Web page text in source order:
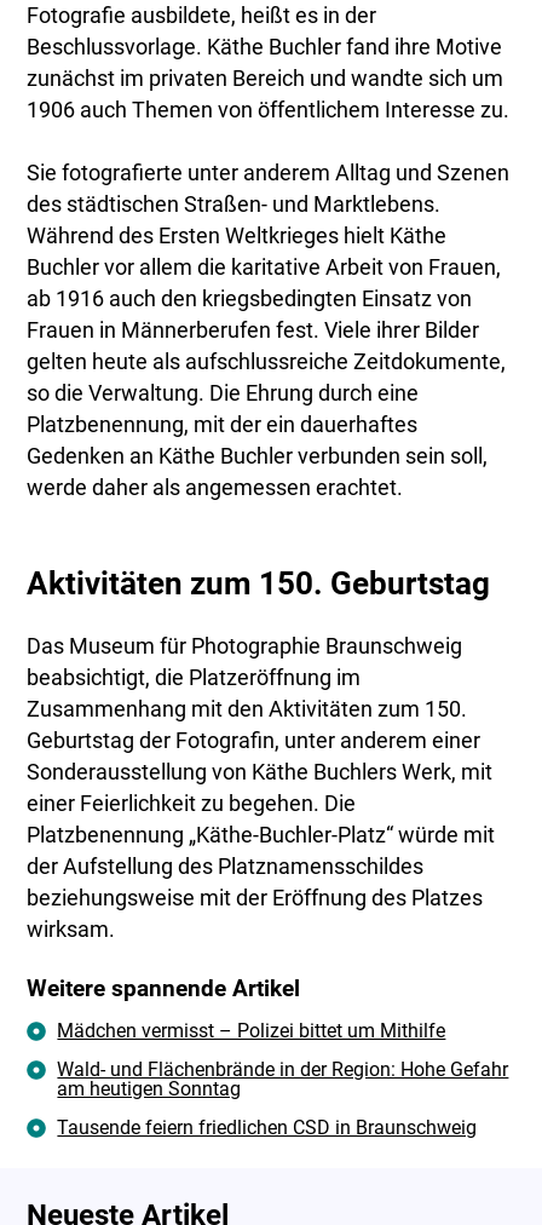
Fotografie ausbildete, heißt es in der
Beschlussvorlage. Käthe Buchler fand ihre Motive
zunächst im privaten Bereich und wandte sich um
1906 auch Themen von öffentlichem Interesse zu.
Sie fotografierte unter anderem Alltag und Szenen
des städtischen Straßen- und Marktlebens.
Während des Ersten Weltkrieges hielt Käthe
Buchler vor allem die karitative Arbeit von Frauen,
ab 1916 auch den kriegsbedingten Einsatz von
Frauen in Männerberufen fest. Viele ihrer Bilder
gelten heute als aufschlussreiche Zeitdokumente,
so die Verwaltung. Die Ehrung durch eine
Platzbenennung, mit der ein dauerhaftes
Gedenken an Käthe Buchler verbunden sein soll,
werde daher als angemessen erachtet.
Aktivitäten zum 150. Geburtstag
Das Museum für Photographie Braunschweig
beabsichtigt, die Platzeröffnung im
Zusammenhang mit den Aktivitäten zum 150.
Geburtstag der Fotografin, unter anderem einer
Sonderausstellung von Käthe Buchlers Werk, mit
einer Feierlichkeit zu begehen. Die
Platzbenennung „Käthe-Buchler-Platz“ würde mit
der Aufstellung des Platznamensschildes
beziehungsweise mit der Eröffnung des Platzes
wirksam.
Weitere spannende Artikel
Mädchen vermisst – Polizei bittet um Mithilfe
Wald- und Flächenbrände in der Region: Hohe Gefahr
am heutigen Sonntag
Tausende feiern friedlichen CSD in Braunschweig
Neueste Artikel